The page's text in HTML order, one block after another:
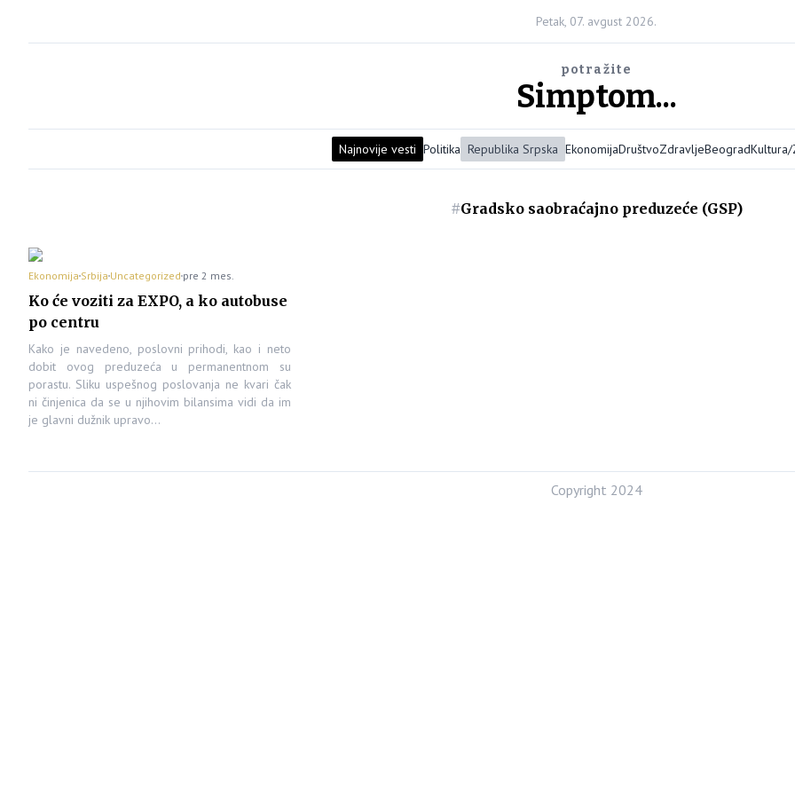
Petak, 07. avgust 2026.
potražite
Simptom...
Najnovije vesti Politika Republika Srpska EkonomijaDruštvoZdravljeBeogradKultura/
#Gradsko saobraćajno preduzeće (GSP)
Ekonomija Srbija Uncategorized pre 2 mes.
Ko će voziti za EXPO, a ko autobuse
po centru
Kako je navedeno, poslovni prihodi, kao i neto
dobit ovog preduzeća u permanentnom su
porastu. Sliku uspešnog poslovanja ne kvari čak
ni činjenica da se u njihovim bilansima vidi da im
je glavni dužnik upravo…
Copyright 2024